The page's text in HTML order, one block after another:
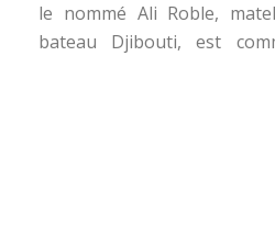
le nommé Ali Roble,
bateau Djibouti, est